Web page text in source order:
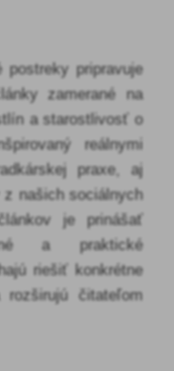
postreky pripravuje
zamerané na
a starostlivosť o
reálnymi
praxe, aj
z našich sociálnych
je prinášať
a praktické
riešiť konkrétne
čitateľom